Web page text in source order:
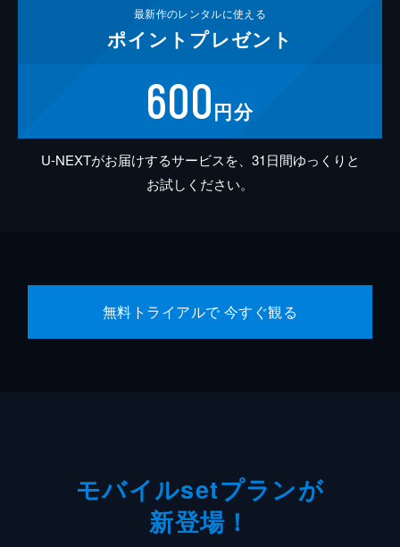
最新作のレンタルに使える
ポイント プレゼント
600円分
U-NEXTがお届けするサービスを、31日間ゆっくりと
お試しください。
無料トライアルで 今すぐ観る
モバイルsetプランが
新登場！